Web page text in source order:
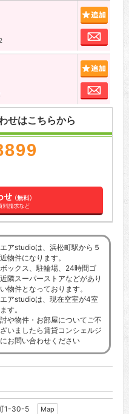
2
お問
お問
せはこちらから
アstudioは、浜松町駅から５
物件になります。
ックス、駐輪場、24時間ゴ
隣スーパーストアなどがあり
物件となっております。
アstudioは、現在空室が4室
す。
や物件・お部屋についてご不
いましたら賃貸コンシェルジ
お問い合わせください
1-30-5 Map